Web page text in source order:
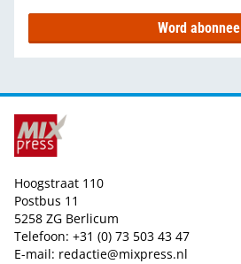
Word abonnee
Hoogstraat 110
Postbus 11
5258 ZG Berlicum
Telefoon: +31 (0) 73 503 43 47
E-mail: redactie@mixpress.nl